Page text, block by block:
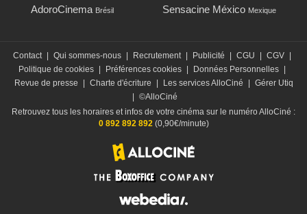
AdoroCinema Brésil Sensacine México Mexique
Contact Qui sommes-nous Recrutement Publicité CGU CGV
Politique de cookies
Préférences cookies Données Personnelles
Revue de presse
Charte d'écriture Les services AlloCiné
Gérer Utiq
©AlloCiné
Retrouvez tous les horaires et infos de votre cinéma sur le numéro AlloCiné :
0 892 892 892(0,90€/minute)